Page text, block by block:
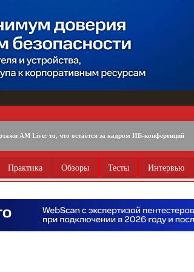
AM Live: то, что остаётся за кадром ИБ-конференций
Практика Обзоры Тесты Интервью